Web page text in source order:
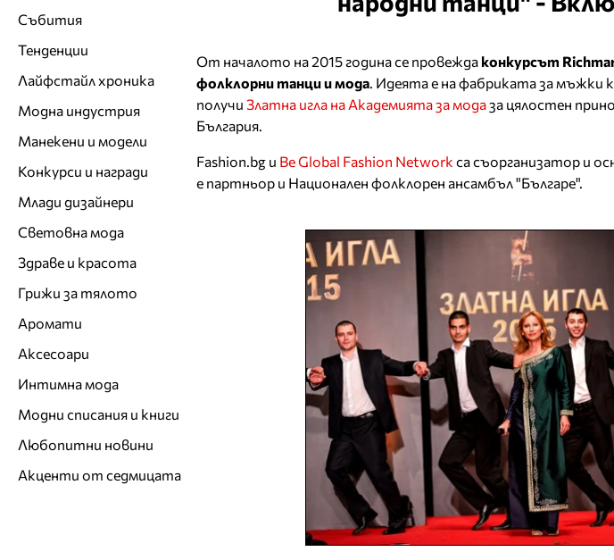
От началото на 2015 година се провежда конкурсът
фолклорни танци и мода . Идеята е на фабриката за
получи Златна игла на Академията за модаза цялостен
България.
Fashion.bg и Be Global Fashion Network са съорганизатор и
е партньор и Национален фолклорен ансамбъл "Българе".
Събития
Тенденции
Лайфстайл хроника
Модна индустрия
Манекени и модели
Конкурси и награди
Млади дизайнери
Световна мода
Здраве и красота
Грижи за тялото
Аромати
Аксесоари
Интимна мода
Модни списания и книги
Любопитни новини
Акценти от седмицата